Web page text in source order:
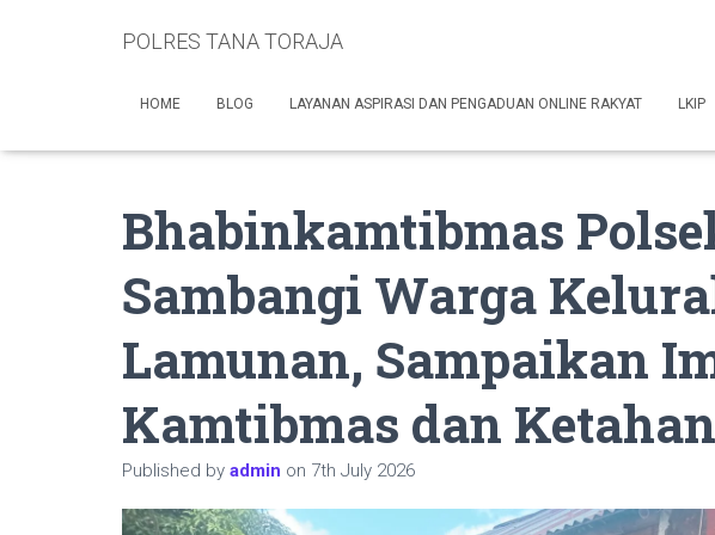
POLRES TANA TORAJA
HOME BLOG LAYANAN ASPIRASI DAN PENGADUAN ONLINE RAKYAT LKIP
Bhabinkamtibmas
Sambangi Warga
Lamunan, Sampaikan
Kamtibmas dan
Published by admin on 7th July 2026